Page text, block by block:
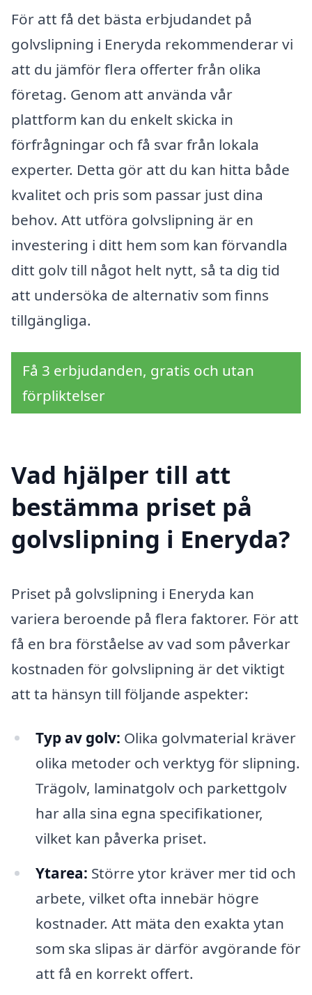
För att få det bästa erbjudandet på
golvslipning i Eneryda rekommenderar vi
att du jämför flera offerter från olika
företag. Genom att använda vår
plattform kan du enkelt skicka in
förfrågningar och få svar från lokala
experter. Detta gör att du kan hitta både
kvalitet och pris som passar just dina
behov. Att utföra golvslipning är en
investering i ditt hem som kan förvandla
ditt golv till något helt nytt, så ta dig tid
att undersöka de alternativ som finns
tillgängliga.
Få 3 erbjudanden, gratis och utan
förpliktelser
Vad hjälper till att
bestämma priset på
golvslipning i Eneryda?
Priset på golvslipning i Eneryda kan
variera beroende på flera faktorer. För att
få en bra förståelse av vad som påverkar
kostnaden för golvslipning är det viktigt
att ta hänsyn till följande aspekter:
Typ av golv: Olika golvmaterial kräver
olika metoder och verktyg för slipning.
Trägolv, laminatgolv och parkettgolv
har alla sina egna specifikationer,
vilket kan påverka priset.
Ytarea: Större ytor kräver mer tid och
arbete, vilket ofta innebär högre
kostnader. Att mäta den exakta ytan
som ska slipas är därför avgörande för
att få en korrekt offert.